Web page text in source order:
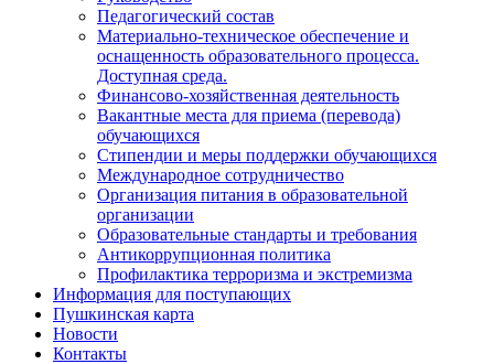
Педагогический состав
Материально-техническое обеспечение и
оснащенность образовательного процесса.
Доступная среда.
Финансово-хозяйственная деятельность
Вакантные места для приема (перевода)
обучающихся
Стипендии и меры поддержки обучающихся
Международное сотрудничество
Организация питания в образовательной
организации
Образовательные стандарты и требования
Антикоррупционная политика
Профилактика терроризма и экстремизма
Информация для поступающих
Пушкинская карта
Новости
Контакты